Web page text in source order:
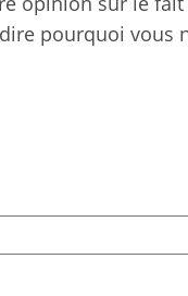
pourquoi vous